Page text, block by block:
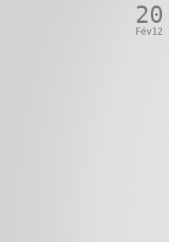
20
Fév12